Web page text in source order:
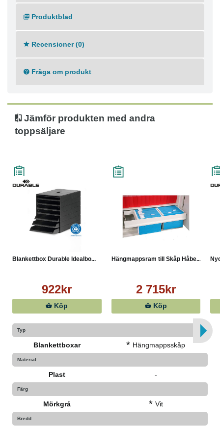
Produktblad
Recensioner (0)
Fråga om produkt
Jämför produkten med andra
toppsäljare
Blankettbox Durable Idealbo...
922kr
Köp
Hängmappsram till Skåp Håbe...
2 715kr
Köp
Typ
Blankettboxar * Hängmappsskåp
Material
Plast -
Färg
Mörkgrå * Vit
Bredd